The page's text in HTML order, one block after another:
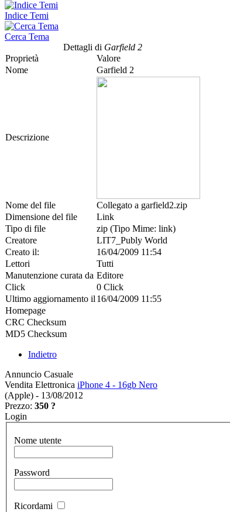
Indice Temi
Cerca Tema
Dettagli di Garfield 2
Proprietà
Valore
Nome
Garfield 2
Descrizione
Nome del file
Collegato a garfield2.zip
Dimensione del file
Link
Tipo di file
zip (Tipo Mime: link)
Creatore
LIT7_Publy World
Creato il:
16/04/2009 11:54
Lettori
Tutti
Manutenzione curata da Editore
Click
0 Click
Ultimo aggiornamento il 16/04/2009 11:55
Homepage
CRC Checksum
MD5 Checksum
Indietro
Annuncio Casuale
Vendita Elettronica iPhone 4 - 16gb Nero
(Apple) - 13/08/2012
Prezzo: 350 ?
Login
Nome utente
Password
Ricordami